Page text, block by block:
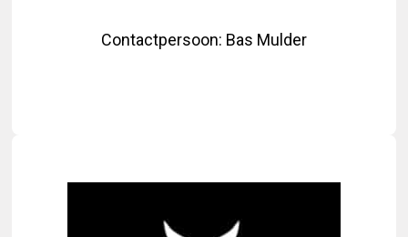
Contactpersoon: Bas Mulder